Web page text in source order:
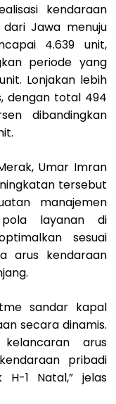
kendaraan
Jawa menuju
4.639 unit,
periode yang
Lonjakan lebih
dengan total 494
dibandingkan
Umar Imran
tersebut
manajemen
layanan di
sesuai
arus kendaraan
sandar kapal
secara dinamis.
arus
pribadi
H-1 Natal,” jelas